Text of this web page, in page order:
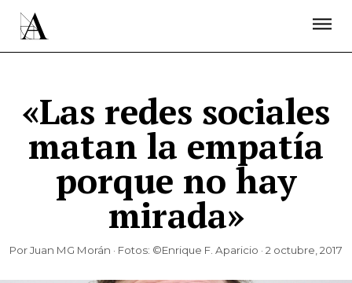
«Las redes sociales
matan la empatía
porque no hay
mirada»
Por Juan MG Morán · Fotos: ©Enrique F. Aparicio · 2 octubre, 2017
ÚNETE A LA ACADEMIA DE CINE
PRENSA
NEWSLETTER